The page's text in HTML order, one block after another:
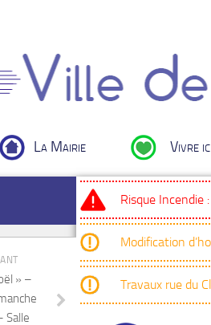
La Mairie Vivre
Risque Incendie
Modification
Travaux rue du
» –
Salle